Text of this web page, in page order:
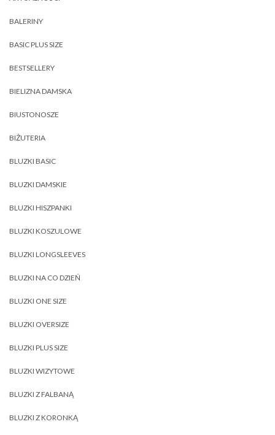
BALERINY
BASIC PLUS SIZE
BESTSELLERY
BIELIZNA DAMSKA
BIUSTONOSZE
BIŻUTERIA
BLUZKI BASIC
BLUZKI DAMSKIE
BLUZKI HISZPANKI
BLUZKI KOSZULOWE
BLUZKI LONGSLEEVES
BLUZKI NA CO DZIEŃ
BLUZKI ONE SIZE
BLUZKI OVERSIZE
BLUZKI PLUS SIZE
BLUZKI WIZYTOWE
BLUZKI Z FALBANĄ
BLUZKI Z KORONKĄ